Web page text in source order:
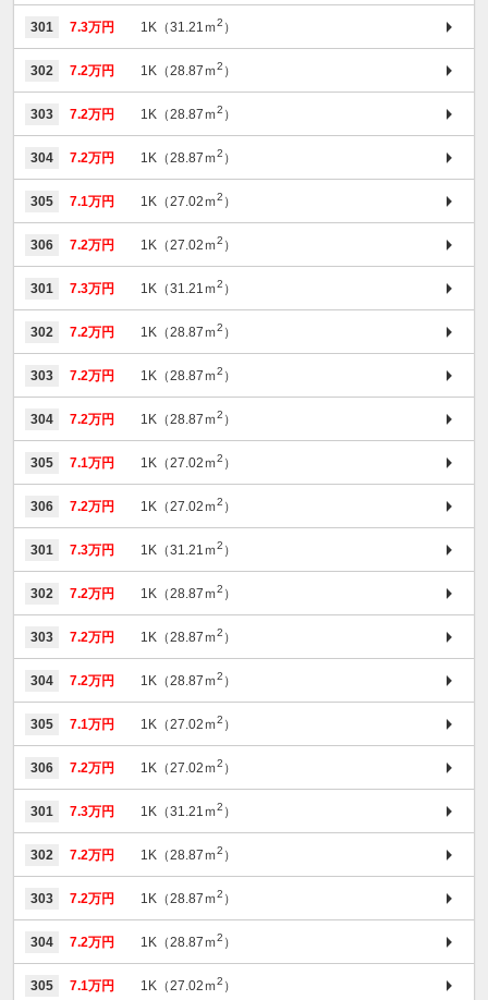
301 7.3万円 1K（31.21ｍ2 ）
302 7.2万円 1K（28.87ｍ2 ）
303 7.2万円 1K（28.87ｍ2 ）
304 7.2万円 1K（28.87ｍ2 ）
305 7.1万円 1K（27.02ｍ2 ）
306 7.2万円 1K（27.02ｍ2 ）
301 7.3万円 1K（31.21ｍ2 ）
302 7.2万円 1K（28.87ｍ2 ）
303 7.2万円 1K（28.87ｍ2 ）
304 7.2万円 1K（28.87ｍ2 ）
305 7.1万円 1K（27.02ｍ2 ）
306 7.2万円 1K（27.02ｍ2 ）
301 7.3万円 1K（31.21ｍ2 ）
302 7.2万円 1K（28.87ｍ2 ）
303 7.2万円 1K（28.87ｍ2 ）
304 7.2万円 1K（28.87ｍ2 ）
305 7.1万円 1K（27.02ｍ2 ）
306 7.2万円 1K（27.02ｍ2 ）
301 7.3万円 1K（31.21ｍ2 ）
302 7.2万円 1K（28.87ｍ2 ）
303 7.2万円 1K（28.87ｍ2 ）
304 7.2万円 1K（28.87ｍ2 ）
305 7.1万円 1K（27.02ｍ2 ）